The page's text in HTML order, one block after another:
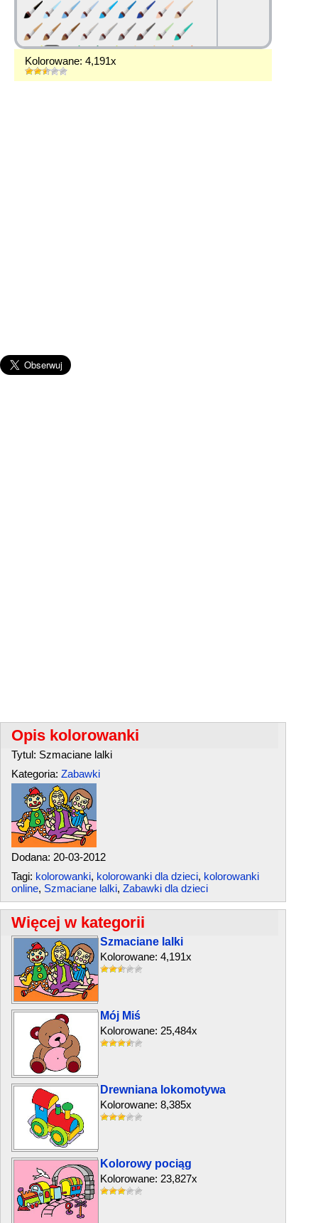
Kolorowane: 4,191x
Opis kolorowanki
Tytul: Szmaciane lalki
Kategoria: Zabawki
Dodana: 20-03-2012
Tagi: kolorowanki, kolorowanki dla dzieci, kolorowanki
online, Szmaciane lalki, Zabawki dla dzieci
Więcej w kategorii
Szmaciane lalki
Kolorowane: 4,191x
Mój Miś
Kolorowane: 25,484x
Drewniana lokomotywa
Kolorowane: 8,385x
Kolorowy pociąg
Kolorowane: 23,827x